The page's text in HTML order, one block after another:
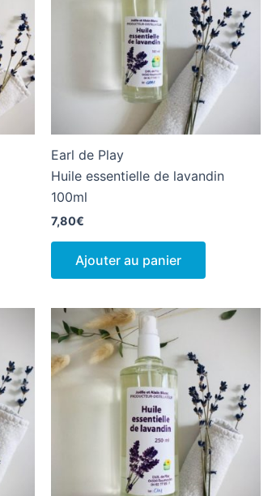
Earl de Play
Huile essentielle de lavandin
100ml
7,80€
Ajouter au panier